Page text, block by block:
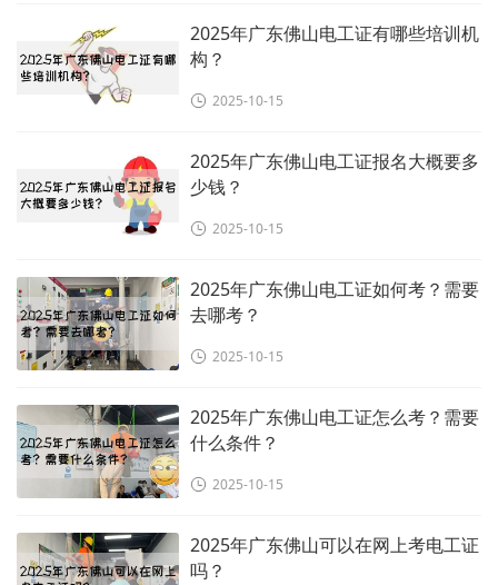
2025年广东佛山电工证有哪些培训机
构？
2025-10-15
2025年广东佛山电工证报名大概要多
少钱？
2025-10-15
2025年广东佛山电工证如何考？需要
去哪考？
2025-10-15
2025年广东佛山电工证怎么考？需要
什么条件？
2025-10-15
2025年广东佛山可以在网上考电工证
吗？